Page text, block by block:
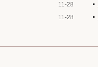
11-28
11-28